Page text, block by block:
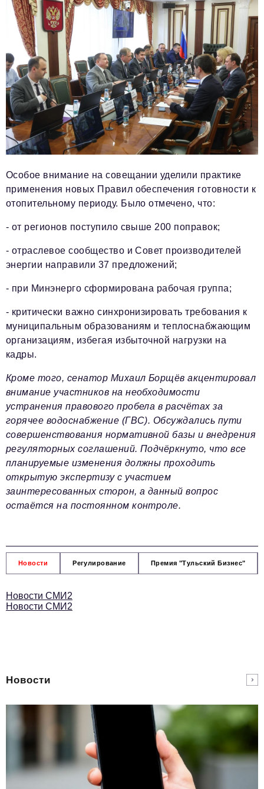
Особое внимание на совещании уделили практике
применения новых Правил обеспечения готовности к
отопительному периоду. Было отмечено, что:
- от регионов поступило свыше 200 поправок;
- отраслевое сообщество и Совет производителей
энергии направили 37 предложений;
- при Минэнерго сформирована рабочая группа;
- критически важно синхронизировать требования к
муниципальным образованиям и теплоснабжающим
организациям, избегая избыточной нагрузки на
кадры.
Кроме того, сенатор Михаил Борщёв акцентировал
внимание участников на необходимости
устранения правового пробела в расчётах за
горячее водоснабжение (ГВС). Обсуждались пути
совершенствования нормативной базы и внедрения
регуляторных соглашений. Подчёркнуто, что все
планируемые изменения должны проходить
открытую экспертизу с участием
заинтересованных сторон, а данный вопрос
остаётся на постоянном контроле.
Новости Регулирование Премия "Тульский Бизнес"
Новости СМИ2
Новости СМИ2
Новости